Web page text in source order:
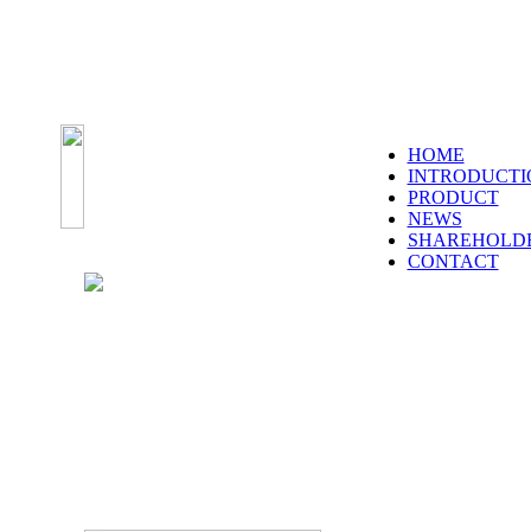
HOME
PRODUCT
NEWS
CONTACT